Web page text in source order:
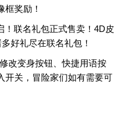
框奖励！
！联名礼包正式售卖！4D皮
好礼尽在联名礼包！
改变身按钮、快捷用语按
开关，冒险家们如有需要可